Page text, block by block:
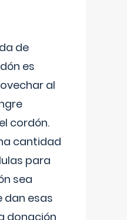
de
es
al
cordón.
cantidad
para
sea
dan esas
donación